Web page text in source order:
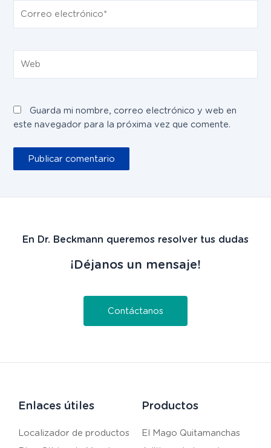
electrónico*
Guarda mi nombre, correo electrónico y web en
este navegador para la próxima vez que comente.
En Dr. Beckmann queremos resolver tus dudas
¡Déjanos un mensaje!
Contáctanos
Enlaces útiles
Localizador de productos
Productos
El Mago Quitamanchas